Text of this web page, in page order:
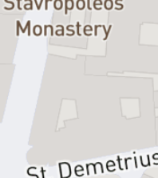
Cuplul încearcă să
să apară. Însă, pe
minciunile devin tot
spune despre
sau mai puțin secrete ale
elegante și costume
în bucătărie și polițiști